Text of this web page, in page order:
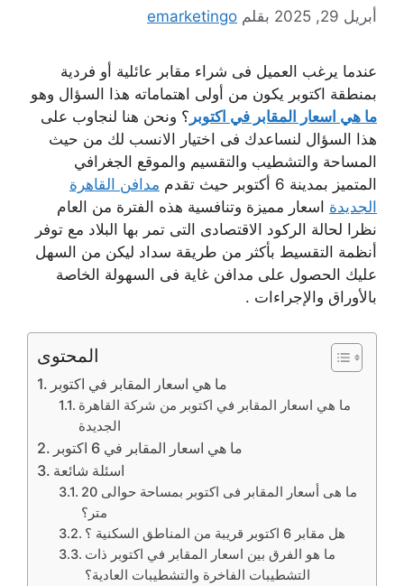
أبريل 29, 2025 بقلم emarketingo
عندما يرغب العميل فى شراء مقابر عائلية أو فردية
بمنطقة اكتوبر يكون من أولى اهتماماته هذا السؤال وهو
ما هي اسعار المقابر في اكتوبر ؟ ونحن هنا لنجاوب على
هذا السؤال لنساعدك فى اختيار الانسب لك من حيث
المساحة والتشطيب والتقسيم والموقع الجغرافي
المتميز بمدينة 6 أكتوبر حيث تقدم
مدافن القاهرة
الجديدة اسعار مميزة وتنافسية هذه الفترة من العام
نظرا لحالة الركود الاقتصادى التى تمر بها البلاد مع توفر
أنظمة التقسيط بأكثر من طريقة سداد ليكن من السهل
عليك الحصول على مدافن غاية فى السهولة الخاصة
بالأوراق والإجراءات .
المحتوى
ما هي اسعار المقابر في اكتوبر
ما هي اسعار المقابر في اكتوبر من شركة القاهرة
الجديدة
ما هي اسعار المقابر في 6 اكتوبر
اسئلة شائعة
ما هى أسعار المقابر فى اكتوبر بمساحة حوالى 20
متر؟
هل مقابر 6 اكتوبر قريبة من المناطق السكنية ؟
ما هو الفرق بين اسعار المقابر في اكتوبر ذات
التشطيبات الفاخرة والتشطيبات العادية؟